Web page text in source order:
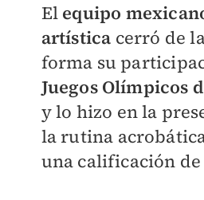
El equipo
artística cerró de
forma su
Juegos Olímpicos
y lo hizo en la
la rutina
una calificación de